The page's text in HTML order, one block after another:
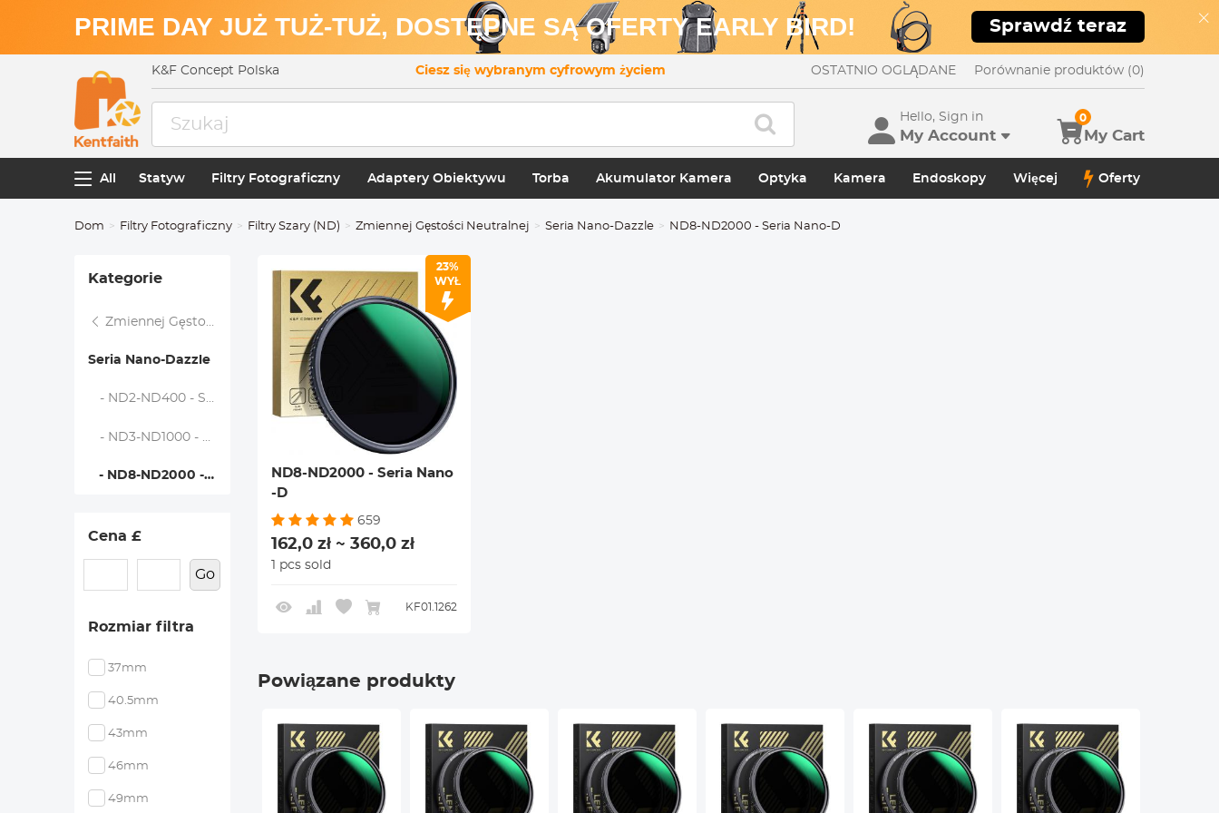
PRIME DAY JUŻ TUŻ-TUŻ, DOSTĘPNE SĄ OFERTY EARLY BIRD! Sprawdź teraz
K&F Concept Polska Ciesz się wybranym cyfrowym życiem OSTATNIO OGLĄDANE Porównanie produktów (0)
Hello, Sign in
My Account My Cart
0
All Statyw Filtry Fotograficzny Adaptery Obiektywu Torba Akumulator Kamera Optyka Kamera Endoskopy Więcej Oferty
Dom Filtry Fotograficzny Filtry Szary (ND) Zmiennej Gęstości Neutralnej Seria Nano-Dazzle ND8-ND2000 - Seria Nano-D
Kategorie
Zmiennej Gęstości Neutralnej
Seria Nano-Dazzle
- ND2-ND400 - Seria Nano-D
- ND3-ND1000 - Seria Nano-D
- ND8-ND2000 - Seria Nano-D
Cena £
Go
Rozmiar filtra
37mm
40.5mm
43mm
46mm
49mm
23%
WYŁ
ND8-ND2000 - Seria Nano
-D
659
162,0 zł ~ 360,0 zł
1 pcs sold
KF01.1262
Powiązane produkty